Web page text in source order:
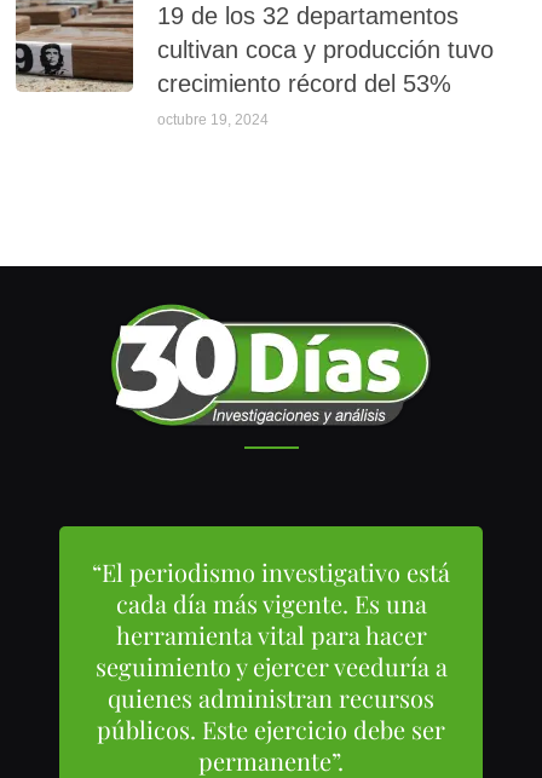
19 de los 32 departamentos
cultivan coca y producción tuvo
crecimiento récord del 53%
octubre 19, 2024
“El periodismo investigativo está
cada día más vigente. Es una
herramienta vital para hacer
seguimiento y ejercer veeduría a
quienes administran recursos
públicos. Este ejercicio debe ser
permanente”.